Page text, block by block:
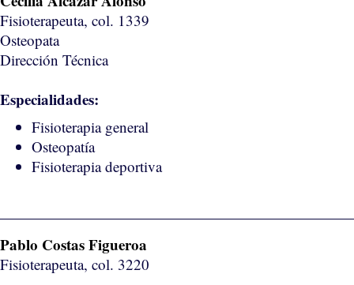
Fisioterapeuta, col. 1339
Osteopata
Dirección Técnica
Especialidades:
Fisioterapia general
Osteopatía
Fisioterapia deportiva
Pablo Costas Figueroa
Fisioterapeuta, col. 3220